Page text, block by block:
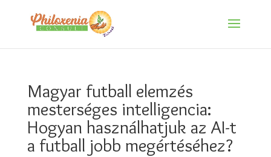
Magyar futball elemzés
mesterséges intelligencia:
Hogyan használhatjuk az AI-t
a futball jobb megértéséhez?